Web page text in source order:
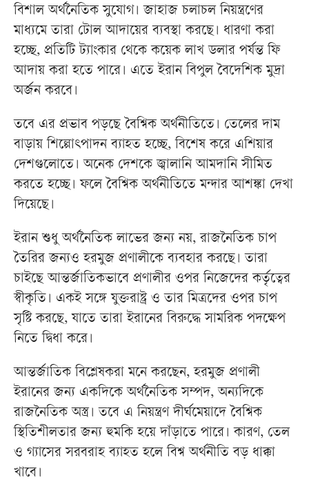
বিশাল অর্থনৈতিক সুযোগ। জাহাজ চলাচল নিয়ন্ত্রণের
মাধ্যমে তারা টোল আদায়ের ব্যবস্থা করছে। ধারণা করা
হচ্ছে, প্রতিটি ট্যাংকার থেকে কয়েক লাখ ডলার পর্যন্ত ফি
আদায় করা হতে পারে। এতে ইরান বিপুল বৈদেশিক মুদ্রা
অর্জন করবে।
তবে এর প্রভাব পড়ছে বৈশ্বিক অর্থনীতিতে। তেলের দাম
বাড়ায় শিল্পোৎপাদন ব্যাহত হচ্ছে, বিশেষ করে এশিয়ার
দেশগুলোতে। অনেক দেশকে জ্বালানি আমদানি সীমিত
করতে হচ্ছে। ফলে বৈশ্বিক অর্থনীতিতে মন্দার আশঙ্কা দেখা
দিয়েছে।
ইরান শুধু অর্থনৈতিক লাভের জন্য নয়, রাজনৈতিক চাপ
তৈরির জন্যও হরমুজ প্রণালীকে ব্যবহার করছে। তারা
চাইছে আন্তর্জাতিকভাবে প্রণালীর ওপর নিজেদের কর্তৃত্বের
স্বীকৃতি। একই সঙ্গে যুক্তরাষ্ট্র ও তার মিত্রদের ওপর চাপ
সৃষ্টি করছে, যাতে তারা ইরানের বিরুদ্ধে সামরিক পদক্ষেপ
নিতে দ্বিধা করে।
আন্তর্জাতিক বিশ্লেষকরা মনে করছেন, হরমুজ প্রণালী
ইরানের জন্য একদিকে অর্থনৈতিক সম্পদ, অন্যদিকে
রাজনৈতিক অস্ত্র। তবে এ নিয়ন্ত্রণ দীর্ঘমেয়াদে বৈশ্বিক
স্থিতিশীলতার জন্য হুমকি হয়ে দাঁড়াতে পারে। কারণ, তেল
ও গ্যাসের সরবরাহ ব্যাহত হলে বিশ্ব অর্থনীতি বড় ধাক্কা
খাবে।